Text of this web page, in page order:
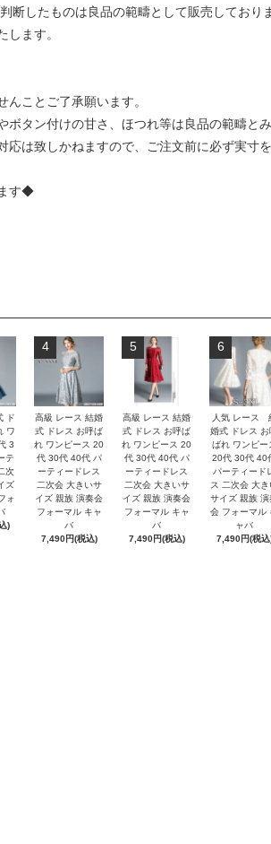
断したものは良品の範疇として販売しており
ます。
ことご了承願います。
タン付けの甘さ、ほつれ等は良品の範疇とみ
は致しかねますので、ご注文前に必ず実寸
す◆
ド
ワ
3
テ
次
ズ
ォ
)
4
高級 レース 結婚
式 ドレス お呼ば
れ ワンピース 20
代 30代 40代 パ
ーティードレス
二次会 大きいサ
イズ 親族 演奏会
フォーマル キャ
バ
7,490円(税込)
5
高級 レース 結婚
式 ドレス お呼ば
れ ワンピース 20
代 30代 40代 パ
ーティードレス
二次会 大きいサ
イズ 親族 演奏会
フォーマル キャ
バ
7,490円(税込)
6
人気 レース
婚式 ドレス お
ばれ ワンピー
20代 30代 40
パーティード
ス 二次会 大き
サイズ 親族 演
会 フォーマル
ャバ
7,490円(税込